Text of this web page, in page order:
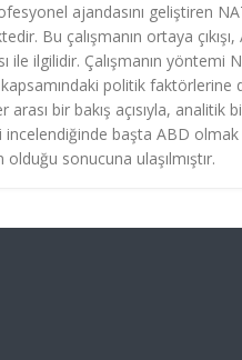
ajandasını geliştiren
Bu çalışmanın ortaya
ile ilgilidir. Çalışmanın
politik faktörlerine
arası bir bakış açısıyla,
başta ABD
sonucuna ulaşılmıştır.